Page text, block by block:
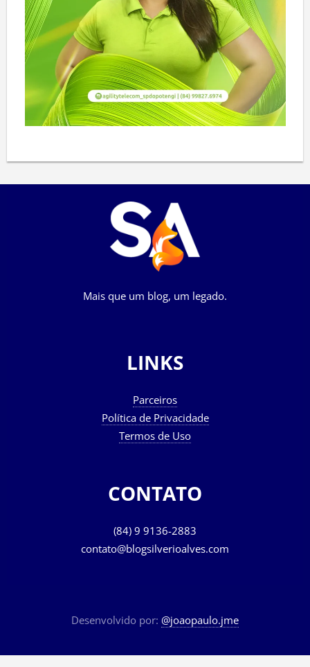
Mais que um blog, um legado.
LINKS
Parceiros
Política de Privacidade
Termos de Uso
CONTATO
(84) 9 9136-2883
contato@blogsilverioalves.com
Desenvolvido por: @joaopaulo.jme